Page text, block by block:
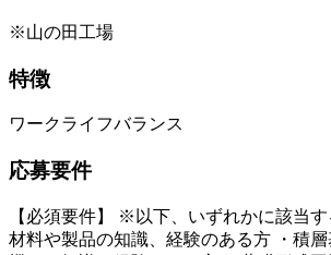
※山の田工場
特徴
ワークライフバランス
応募要件
【必須要件】 ※以下、いずれかに該当
材料や製品の知識、経験のある方 ・積